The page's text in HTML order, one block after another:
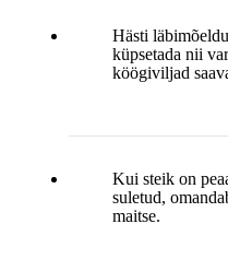
Hästi
küpsetada nii
köögiviljad
Kui steik on
suletud,
maitse.